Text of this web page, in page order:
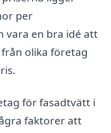
per
vara en bra idé att
olika företag
för fasadtvätt i
faktorer att